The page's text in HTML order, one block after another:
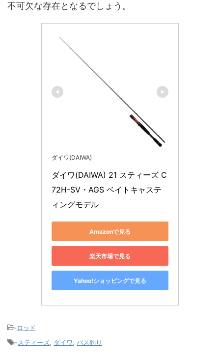
不可欠な存在となるでしょう。
ダイワ(DAIWA)
ダイワ(DAIWA) 21 スティーズ C
72H-SV・AGS ベイトキャステ
ィングモデル
Amazonで見る
楽天市場で見る
Yahoo!ショッピングで見る
-ロッド
-スティーズ, ダイワ, バス釣り